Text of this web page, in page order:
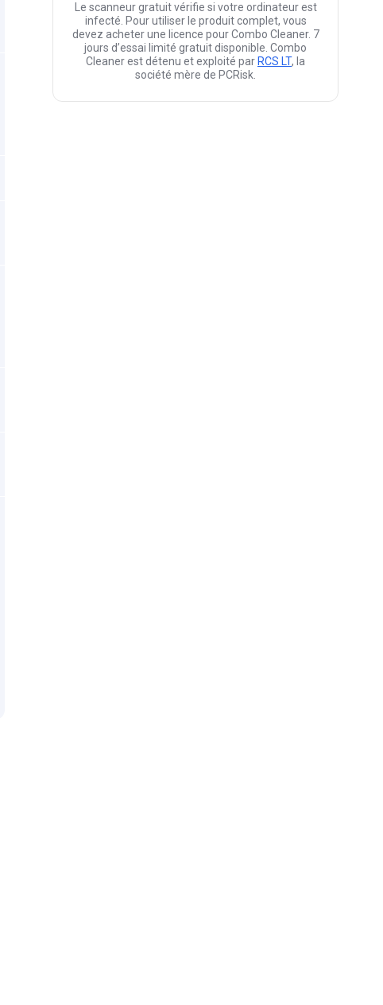
Le scanneur gratuit vérifie si votre ordinateur est
infecté. Pour utiliser le produit complet, vous
devez acheter une licence pour Combo Cleaner. 7
jours d’essai limité gratuit disponible. Combo
Cleaner est détenu et exploité par RCS LT, la
société mère de PCRisk.